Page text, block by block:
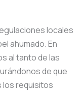
locales
ahumado. En
al tanto de las
de que
los requisitos